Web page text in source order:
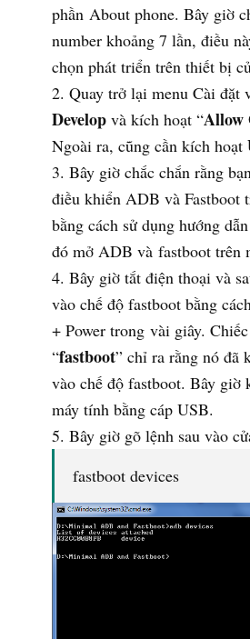
phần About phone. Bây giờ
number khoảng 7 lần, điều
chọn phát triển trên thiết bị
Quay trở lại menu Cài đặt
Develop và kích hoạt “Allow
Ngoài ra, cũng cần kích hoạt
Bây giờ chắc chắn rằng
điều khiển ADB và Fastboot
bằng cách sử dụng hướng
đó mở ADB và fastboot trên
Bây giờ tắt điện thoại và
vào chế độ fastboot bằng
+ Power trong vài giây.
“fastboot” chỉ ra rằng nó đã
vào chế độ fastboot. Bây
máy tính bằng cáp USB.
Bây giờ gõ lệnh sau vào
fastboot devices